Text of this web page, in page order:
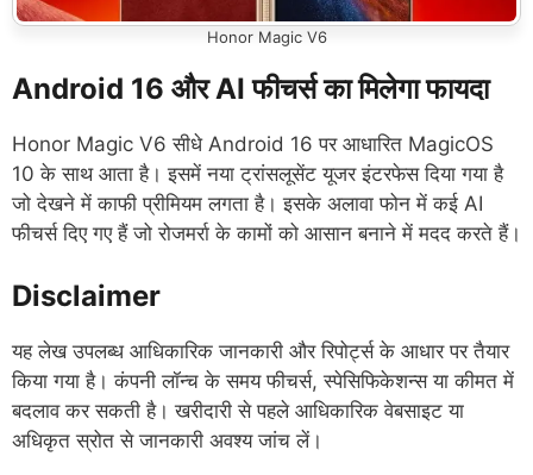
Honor Magic V6
Android 16 और AI फीचर्स का मिलेगा फायदा
Honor Magic V6 सीधे Android 16 पर आधारित MagicOS
10 के साथ आता है। इसमें नया ट्रांसलूसेंट यूजर इंटरफेस दिया गया है
जो देखने में काफी प्रीमियम लगता है। इसके अलावा फोन में कई AI
फीचर्स दिए गए हैं जो रोजमर्रा के कामों को आसान बनाने में मदद करते हैं।
Disclaimer
यह लेख उपलब्ध आधिकारिक जानकारी और रिपोर्ट्स के आधार पर तैयार
किया गया है। कंपनी लॉन्च के समय फीचर्स, स्पेसिफिकेशन्स या कीमत में
बदलाव कर सकती है। खरीदारी से पहले आधिकारिक वेबसाइट या
अधिकृत स्रोत से जानकारी अवश्य जांच लें।